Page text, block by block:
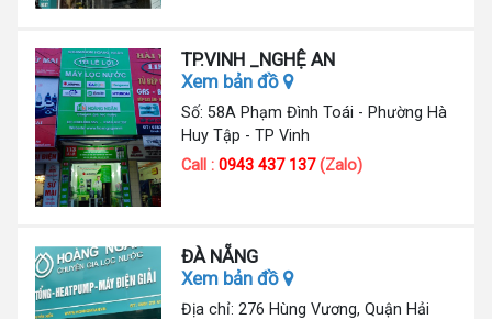
TP.VINH _NGHỆ AN
Xem bản đồ
Số: 58A Phạm Đình Toái - Phường Hà
Huy Tập - TP Vinh
Call :0943 437 137(Zalo)
ĐÀ NẴNG
Xem bản đồ
Địa chỉ: 276 Hùng Vương, Quận Hải